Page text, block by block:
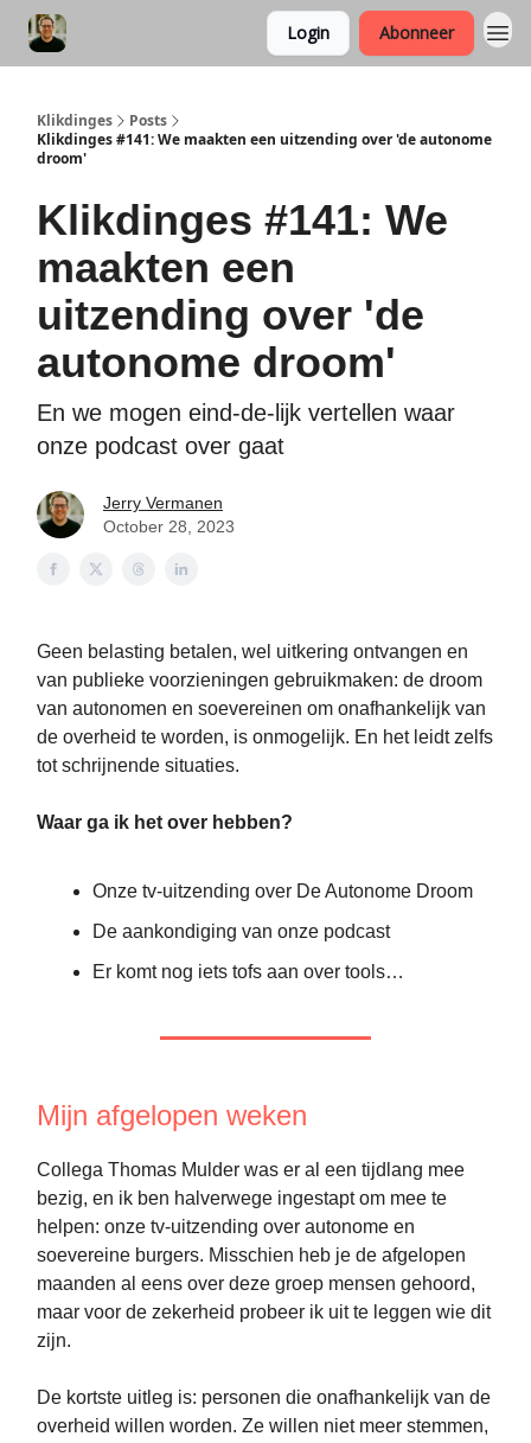
Login Abonneer
Klikdinges
Posts
Klikdinges #141: We maakten een uitzending over 'de autonome
droom'
Klikdinges #141: We
maakten een
uitzending over 'de
autonome droom'
En we mogen eind-de-lijk vertellen waar
onze podcast over gaat
Jerry Vermanen
October 28, 2023
Geen belasting betalen, wel uitkering ontvangen en
van publieke voorzieningen gebruikmaken: de droom
van autonomen en soevereinen om onafhankelijk van
de overheid te worden, is onmogelijk. En het leidt zelfs
tot schrijnende situaties.
Waar ga ik het over hebben?
Onze tv-uitzending over De Autonome Droom
De aankondiging van onze podcast
Er komt nog iets tofs aan over tools…
Mijn afgelopen weken
Collega Thomas Mulder was er al een tijdlang mee
bezig, en ik ben halverwege ingestapt om mee te
helpen: onze tv-uitzending over autonome en
soevereine burgers. Misschien heb je de afgelopen
maanden al eens over deze groep mensen gehoord,
maar voor de zekerheid probeer ik uit te leggen wie dit
zijn.
De kortste uitleg is: personen die onafhankelijk van de
overheid willen worden. Ze willen niet meer stemmen,